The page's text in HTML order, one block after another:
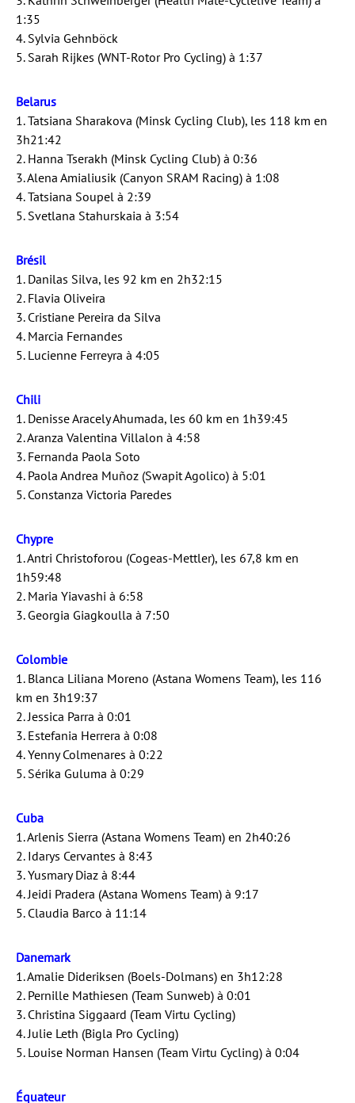
1:35
4. Sylvia Gehnböck
5. Sarah Rijkes (WNT-Rotor Pro Cycling) à 1:37
Belarus
1. Tatsiana Sharakova (Minsk Cycling Club), les 118 km en
3h21:42
2. Hanna Tserakh (Minsk Cycling Club) à 0:36
3. Alena Amialiusik (Canyon SRAM Racing) à 1:08
4. Tatsiana Soupel à 2:39
5. Svetlana Stahurskaia à 3:54
Brésil
1. Danilas Silva, les 92 km en 2h32:15
2. Flavia Oliveira
3. Cristiane Pereira da Silva
4. Marcia Fernandes
5. Lucienne Ferreyra à 4:05
Chili
1. Denisse Aracely Ahumada, les 60 km en 1h39:45
2. Aranza Valentina Villalon à 4:58
3. Fernanda Paola Soto
4. Paola Andrea Muñoz (Swapit Agolico) à 5:01
5. Constanza Victoria Paredes
Chypre
1. Antri Christoforou (Cogeas-Mettler), les 67,8 km en
1h59:48
2. Maria Yiavashi à 6:58
3. Georgia Giagkoulla à 7:50
Colombie
1. Blanca Liliana Moreno (Astana Womens Team), les 116
km en 3h19:37
2. Jessica Parra à 0:01
3. Estefania Herrera à 0:08
4. Yenny Colmenares à 0:22
5. Sérika Guluma à 0:29
Cuba
1. Arlenis Sierra (Astana Womens Team) en 2h40:26
2. Idarys Cervantes à 8:43
3. Yusmary Diaz à 8:44
4. Jeidi Pradera (Astana Womens Team) à 9:17
5. Claudia Barco à 11:14
Danemark
1. Amalie Dideriksen (Boels-Dolmans) en 3h12:28
2. Pernille Mathiesen (Team Sunweb) à 0:01
3. Christina Siggaard (Team Virtu Cycling)
4. Julie Leth (Bigla Pro Cycling)
5. Louise Norman Hansen (Team Virtu Cycling) à 0:04
Équateur